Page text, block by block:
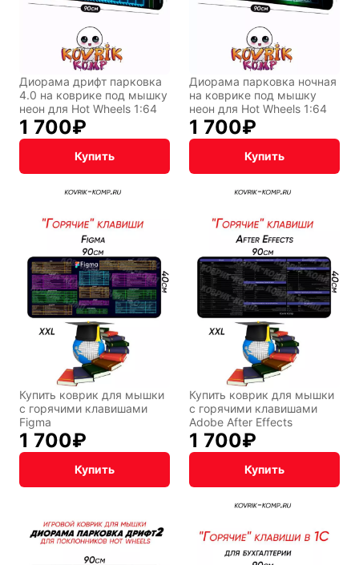
Диорама дрифт парковка
4.0 на коврике под мышку
неон для Hot Wheels 1:64
1 700₽
Купить
Диорама парковка ночная
на коврике под мышку
неон для Hot Wheels 1:64
1 700₽
Купить
Купить коврик для мышки
с горячими клавишами
Figma
1 700₽
Купить
Купить коврик для мышки
с горячими клавишами
Adobe After Effects
1 700₽
Купить